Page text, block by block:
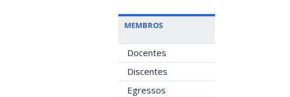
MEMBROS
Docentes
Discentes
Egressos